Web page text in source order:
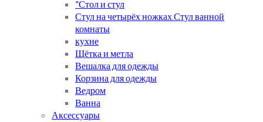
“Стол и стул
Стул на четырёх ножках.Стул ванной
комнаты
кухне
Щётка и метла
Вешалка для одежды
Корзина для одежды
Ведром
Ванна
Аксессуары